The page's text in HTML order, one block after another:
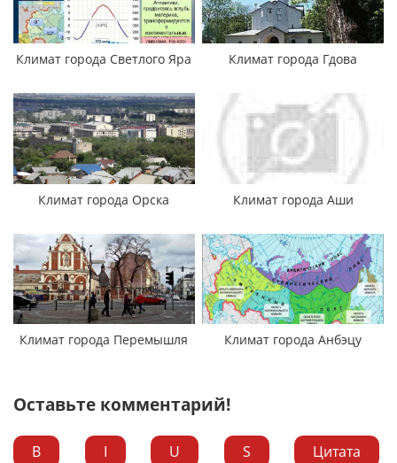
Климат города Светлого Яра Климат города Гдова
Климат города Орска Климат города Аши
Климат города Перемышля Климат города Анбэцу
Оставьте комментарий!
B I U S
Цитата